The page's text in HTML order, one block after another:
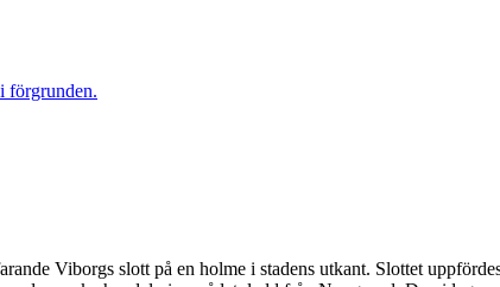
Viborgs slott på en holme i stadens utkant. Slottet